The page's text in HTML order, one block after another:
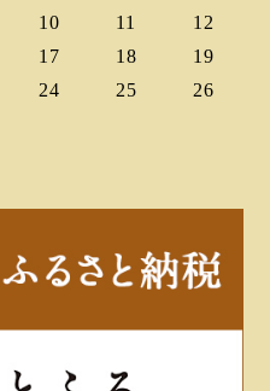
10 11
12
17 18
19
24 25
26